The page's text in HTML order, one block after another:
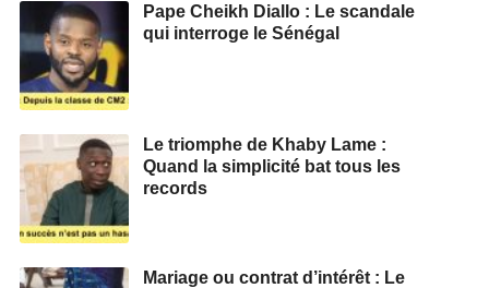
Pape Cheikh Diallo : Le scandale
qui interroge le Sénégal
Le triomphe de Khaby Lame :
Quand la simplicité bat tous les
records
Mariage ou contrat d’intérêt : Le